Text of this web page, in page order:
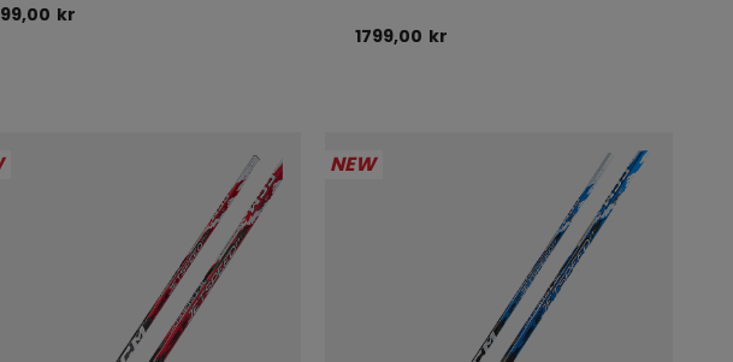
kr
1799,00 kr
NEW